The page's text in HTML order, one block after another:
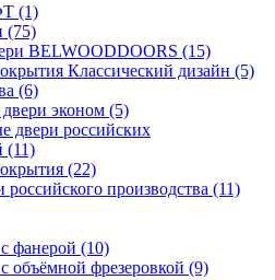
(1)
(75)
BELWOODDOORS (15)
Классический дизайн (5)
(6)
эконом (5)
двери российских
(11)
(22)
производства (11)
фанерой (10)
объёмной фрезеровкой (9)